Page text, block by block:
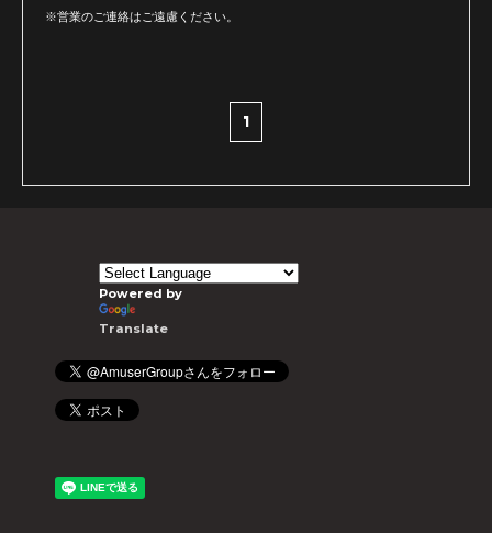
※営業のご連絡はご遠慮ください。
1
Powered by
Translate